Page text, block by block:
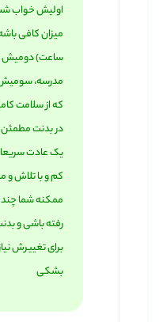
اولیش خواب
ساعت) دومیش
مدرسه،
که از سلامت
در بدنت مطمئن
یک عادت سریعا
کم و با تلاش و
ممکنه شما
رفته باشی و
برای تغییرش
بشکی